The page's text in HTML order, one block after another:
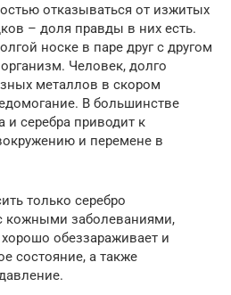
отказываться от изжитых
– доля правды в них есть.
носке в паре друг с другом
Человек, долго
металлов в скором
В большинстве
и серебра приводит к
и перемене в
только серебро
кожными заболеваниями,
обеззараживает и
состояние, а также